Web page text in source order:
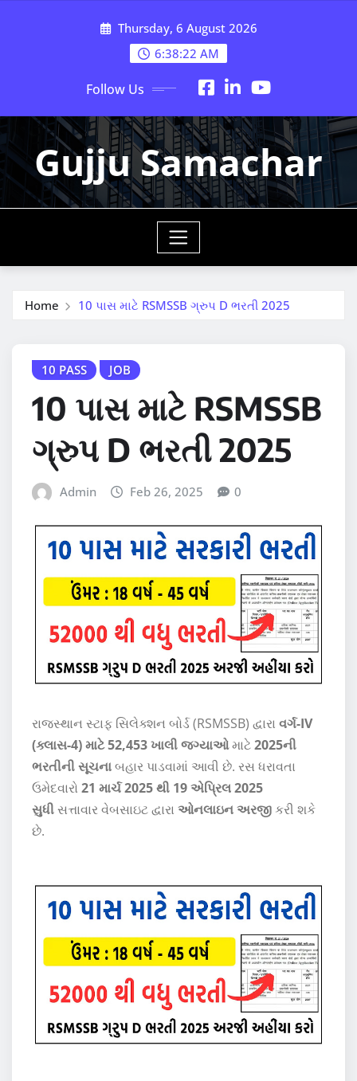
Thursday, 6 August 2026
6:38:24 AM
Follow Us
Gujju Samachar
Home 10 પાસ માટે RSMSSB ગ્રુપ D ભરતી 2025
10 PASS JOB
10 પાસ માટે RSMSSB
ગ્રુપ D ભરતી 2025
Admin Feb 26, 2025 0
રાજસ્થાન સ્ટાફ સિલેક્શન બોર્ડ (RSMSSB) દ્વારા વર્ગ-IV
(ક્લાસ-4) માટે 52,453 ખાલી જગ્યાઓમાટે2025ની
ભરતીની સૂચનાબહાર પાડવામાં આવી છે. રસ ધરાવતા
ઉમેદવારો 21 માર્ચ 2025 થી 19 એપ્રિલ 2025
સુધીસત્તાવાર વેબસાઇટ દ્વારા ઓનલાઇન અરજી કરી શકે
છે.